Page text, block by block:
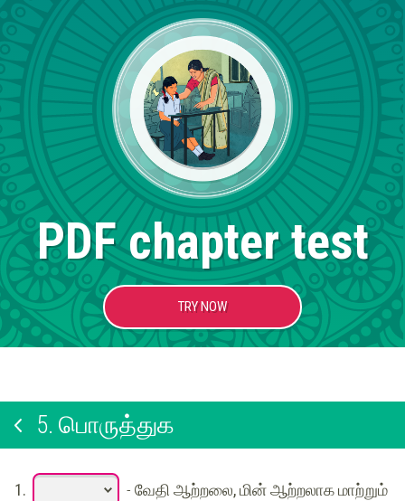
PDF chapter test
TRY NOW
5. பொருத்துக
1. - வேதி ஆற்றலை, மின் ஆற்றலாக மாற்றும்